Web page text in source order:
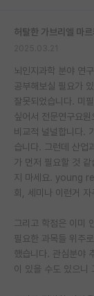
허탈한 가브리엘 마
뇌인지과학 분야 연
공부해보실 필요가
잘못되었습니다. 미
싶어서 전문연구요
비교적 널널합니다.
습니다. 그런데 산업
가 먼저 필요할 것 같
지 마세요. young
회, 세미나 이런거 자
그리고 학점은 이미
필요한 과목들 위주
했습니다. 관심분야
이 있을 수도 있으니